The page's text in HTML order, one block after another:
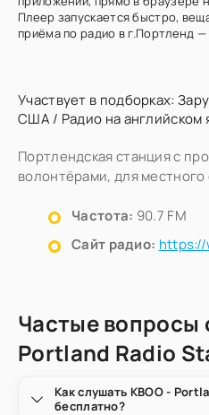
Плеер запускается быстро,
приёма по радио в г.Портленд —
Участвует в подборках:
США / Радио на английском
Портлендская станция с
волонтёрами, для
Частота: 90.7 FM
Сайт радио: https://
Частые вопросы
Portland Radio
Как слушать KBOO -
бесплатно?